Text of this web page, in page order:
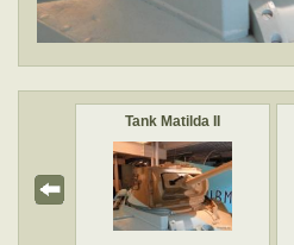
Tank Matilda II